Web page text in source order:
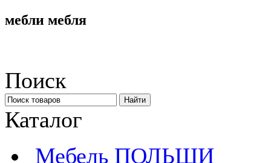
мебли мебля
Поиск
Каталог
Мебель ПОЛЬШИ